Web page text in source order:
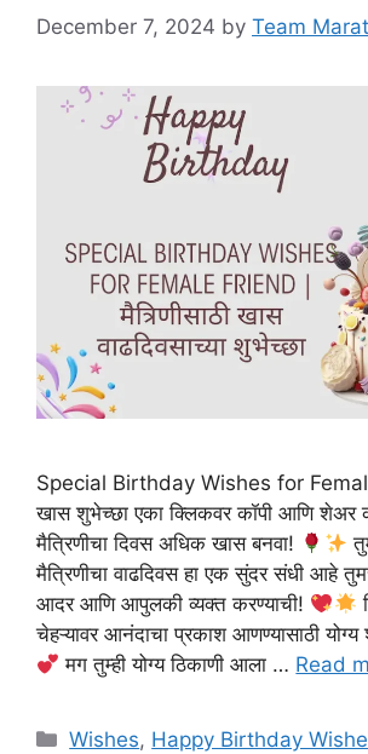
December 7, 2024 by Team
Special Birthday Wishes for
खास शुभेच्छा एका क्लिकवर कॉपी आणि शेअर
मैत्रिणीचा दिवस अधिक खास बनवा!
मैत्रिणीचा वाढदिवस हा एक सुंदर संधी आहे
आदर आणि आपुलकी व्यक्त करण्याची!
चेहऱ्यावर आनंदाचा प्रकाश आणण्यासाठी योग्य
मग तुम्ही योग्य ठिकाणी आला … Read
Categories
Wishes, Happy Birthday